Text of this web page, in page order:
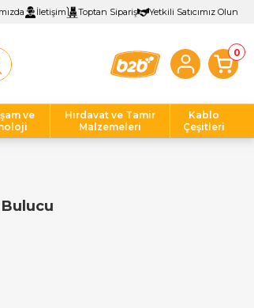
İletişim Toptan Sipariş Yetkili Satıcımız Olun
0
ve
Hırdavat ve Tamir
Malzemeleri
Kablo
Çeşitleri